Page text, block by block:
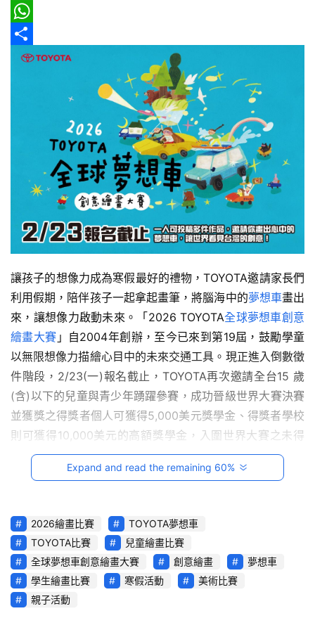
情
報
車
／
機
車
試
駕
影
音
台
灣
車
與
生
界
玩
C
A
R
綜
o
o
e
a
aa
h
E
m
W
分
讓孩子的想像力成為寒假最好的禮物，TOYOTA邀請家長們
利用假期，陪伴孩子一起拿起畫筆，將腦海中的夢想車畫出
來，讓想像力啟動未來。「2026 TOYOTA全球夢想車創意
繪畫大賽 」自2004年創辦，至今已來到第19屆，鼓勵學童
以無限想像力描繪心目中的未來交通工具。現正進入倒數徵
件階段，2/23(一)報名截止，TOYOTA再次邀請全台15 歲
(含)以下的兒童與青少年踴躍參賽，成功晉級世界大賽決賽
並獲獎之得獎者個人可獲得5,000美元獎學金、得獎者學校
則可獲得10,000美元的高額獎學金，入圍世界大賽之未得
獎者個人亦可獲得3,000美元獎學金，鼓勵小藝術家們盡情
揮灑自己的想像力，敬請把握時間踴躍參加！
更首次由兩位台灣學童在世界大賽中雙雙獲得「最佳入圍
獎」，各獲得3,000美元獎學金，為台灣創下難得佳績。
TOYOTA期望透過此賽事，不斷激發孩子的無限想像力，創
造更美好的未來移動生活。
Expand and read the remaining 60%
2026繪畫比賽
TOYOTA夢想車
TOYOTA比賽
兒童繪畫比賽
全球夢想車創意繪畫大賽
創意繪畫
夢想車
學生繪畫比賽
寒假活動
美術比賽
親子活動